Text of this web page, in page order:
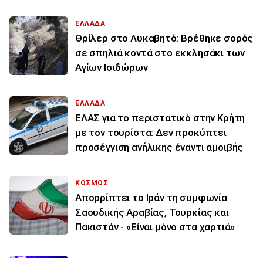
ΕΛΛΑΔΑ
Θρίλερ στο Λυκαβητό: Βρέθηκε σορός
σε σπηλιά κοντά στο εκκλησάκι των
Αγίων Ισιδώρων
ΕΛΛΑΔΑ
ΕΛΑΣ για το περιστατικό στην Κρήτη
με τον τουρίστα: Δεν προκύπτει
προσέγγιση ανήλικης έναντι αμοιβής
ΚΟΣΜΟΣ
Απορρίπτει το Ιράν τη συμφωνία
Σαουδικής Αραβίας, Τουρκίας και
Πακιστάν - «Είναι μόνο στα χαρτιά»